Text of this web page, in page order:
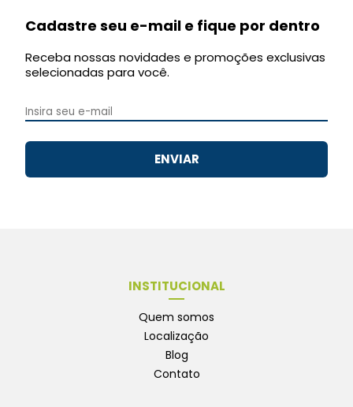
Cadastre seu e-mail e fique por dentro
Receba nossas novidades e promoções exclusivas
selecionadas para você.
ENVIAR
INSTITUCIONAL
Quem somos
Localização
Blog
Contato